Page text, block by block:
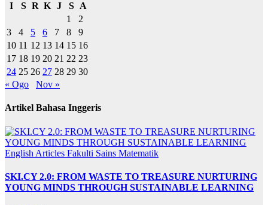
I
S R K J S
A
1
2
3
4 5 6 7 8
9
10 11 12 13 14 15 16
17 18 19 20 21 22 23
24 25 26 27 28 29 30
« Ogo
Nov »
Artikel Bahasa Inggeris
English Articles Fakulti Sains Matematik
SKI.CY 2.0: FROM WASTE TO TREASURE NURTURING
YOUNG MINDS THROUGH SUSTAINABLE LEARNING